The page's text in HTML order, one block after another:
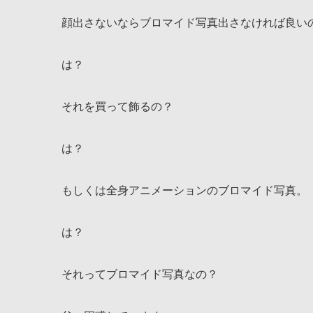
顔出さないならブロマイド写真出さなければ良い
は？
それを買って飾るの？
は？
もしくは全身アニメーションのブロマイド写真。
は？
それってブロマイド写真なの？